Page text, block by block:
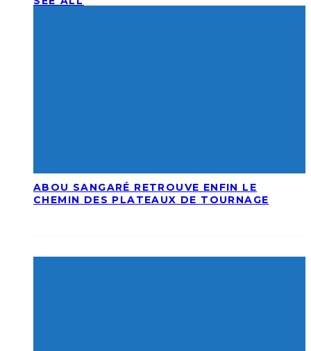
ABOU SANGARÉ RETROUVE ENFIN LE
CHEMIN DES PLATEAUX DE TOURNAGE